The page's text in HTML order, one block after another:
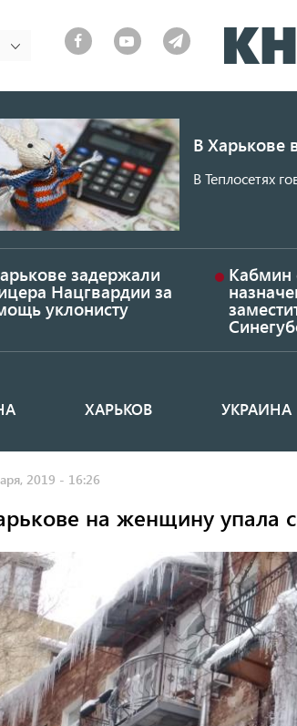
В Харькове
В Теплосетях
задержали
Нацгвардии за
уклонисту
Кабмин
ХАРЬКОВ УКРАИНА
2019 - 16:26
на женщину упала